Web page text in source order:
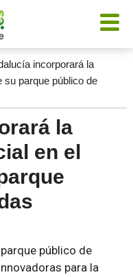
incorporará la
su parque público de
la
en el
público de
para la